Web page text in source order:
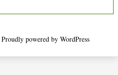
Proudly powered by WordPress